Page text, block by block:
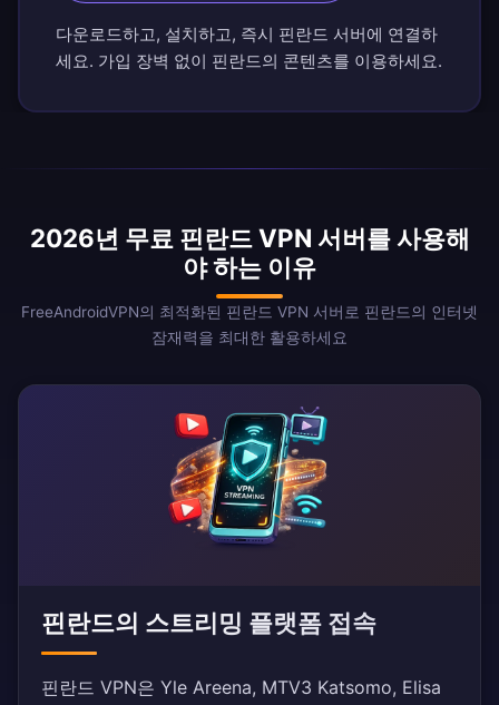
다운로드하고, 설치하고, 즉시 핀란드 서버에 연결하
세요. 가입 장벽 없이 핀란드의 콘텐츠를 이용하세요.
2026년 무료 핀란드 VPN 서버를 사용해
야 하는 이유
FreeAndroidVPN의 최적화된 핀란드 VPN 서버로 핀란드의 인터넷
잠재력을 최대한 활용하세요
핀란드의 스트리밍 플랫폼 접속
핀란드 VPN은 Yle Areena, MTV3 Katsomo, Elisa